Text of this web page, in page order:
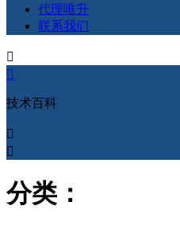
代理唯升
联系我们


技术百科


分类：